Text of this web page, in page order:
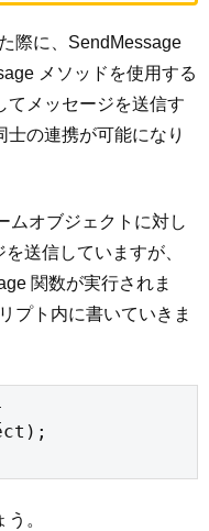
際に、SendMessage
メソッドを使用する
てメッセージを送信す
の連携が可能になり
ムオブジェクトに対し
送信していますが、
関数が実行されま
プト内に書いていきま
。